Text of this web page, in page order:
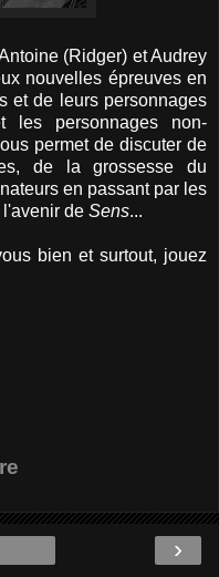
(Ridger) et Audrey
nouvelles épreuves en
et de leurs personnages
les personnages non-
permet de discuter de
de la grossesse du
en passant par les
de Sens...
bien et surtout, jouez
›